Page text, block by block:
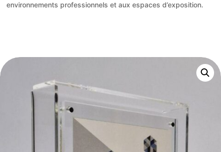
environnements professionnels et aux espaces d’exposition.